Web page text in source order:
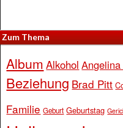
Zum Thema
Album Alkohol
Beziehung Brad Pitt
Familie Geburt Geburtstag